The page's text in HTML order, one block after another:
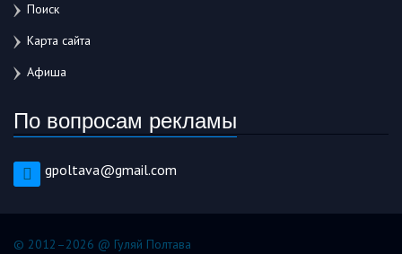
Поиск
Карта сайта
Афиша
По вопросам рекламы
gpoltava@gmail.com
© 2012–2026 @ Гуляй Полтава